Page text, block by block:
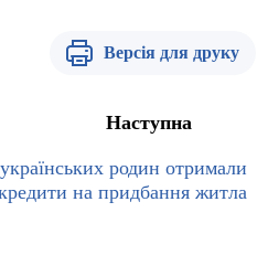
Версія для друку
Наступна
родин отримали
на придбання житла